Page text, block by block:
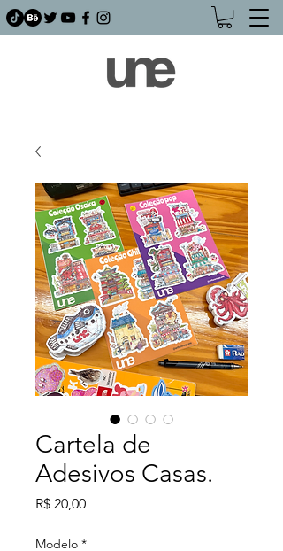
Cartela de
Adesivos Casas.
R$ 20,00Preço
Modelo *